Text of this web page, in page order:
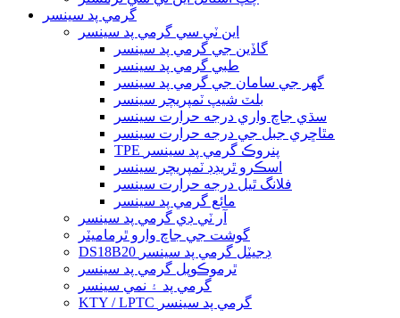
گرمي پد سينسر
اين ٽي سي گرمي پد سينسر
گاڏين جي گرمي پد سينسر
طبي گرمي پد سينسر
گھر جي سامان جي گرمي پد سينسر
بلٽ شيپ ٽمپريچر سينسر
سڌي جاچ واري درجه حرارت سينسر
مٿاڇري جبل جي درجه حرارت سينسر
TPE پنروڪ گرمي پد سينسر
اسڪرو ٿريڊڊ ٽمپريچر سينسر
فلانگ ٿيل درجه حرارت سينسر
مائع گرمي پد سينسر
آر ٽي ڊي گرمي پد سينسر
گوشت جي جاچ وارو ٿرماميٽر
DS18B20 ڊجيٽل گرمي پد سينسر
ٿرموڪوپل گرمي پد سينسر
گرمي پد ۽ نمي سينسر
KTY / LPTC گرمي پد سينسر